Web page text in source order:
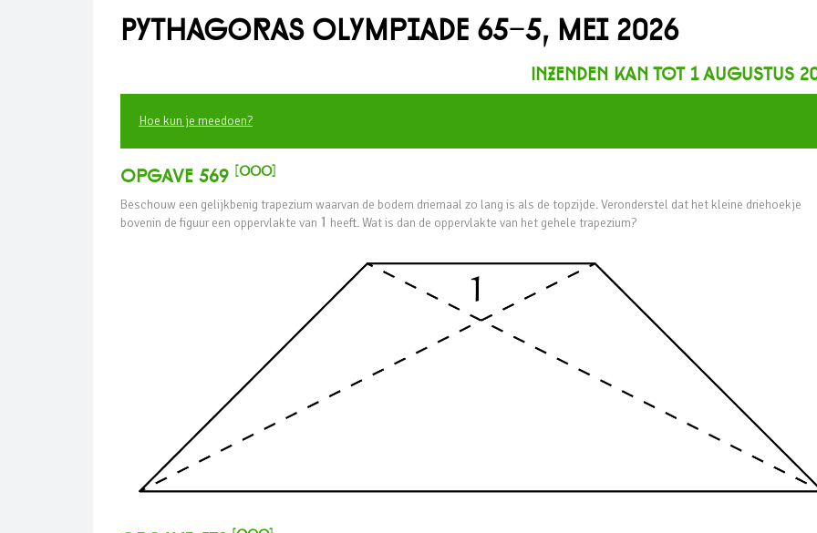
Pythagoras Olympiade 65-5, mei 2026
Inzenden kan tot 1 augustus
Hoe kun je meedoen?
Opgave 569 [oOO]
Beschouw een gelijkbenig trapezium waarvan de bodem driemaal zo lang is als de topzijde. Veronderstel dat het kleine driehoekje
bovenin de figuur een oppervlakte van 1 heeft. Wat is dan de oppervlakte van het gehele trapezium?